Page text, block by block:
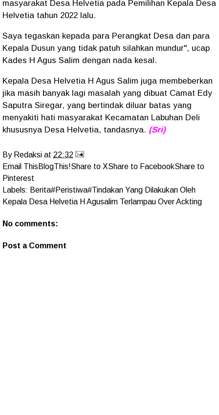
masyarakat Desa Helvetia pada Pemilihan Kepala Desa
Helvetia tahun 2022 lalu.
Saya tegaskan kepada para Perangkat Desa dan para
Kepala Dusun yang tidak patuh silahkan mundur", ucap
Kades H Agus Salim dengan nada kesal.
Kepala Desa Helvetia H Agus Salim juga membeberkan
jika masih banyak lagi masalah yang dibuat Camat Edy
Saputra Siregar, yang bertindak diluar batas yang
menyakiti hati masyarakat Kecamatan Labuhan Deli
khususnya Desa Helvetia, tandasnya. (Sri)
By Redaksi at 22:32
Email This BlogThis!Share to XShare to FacebookShare to
Pinterest
Labels: Berita#Peristiwa#Tindakan Yang Dilakukan Oleh
Kepala Desa Helvetia H Agusalim Terlampau Over Ackting
No comments:
Post a Comment